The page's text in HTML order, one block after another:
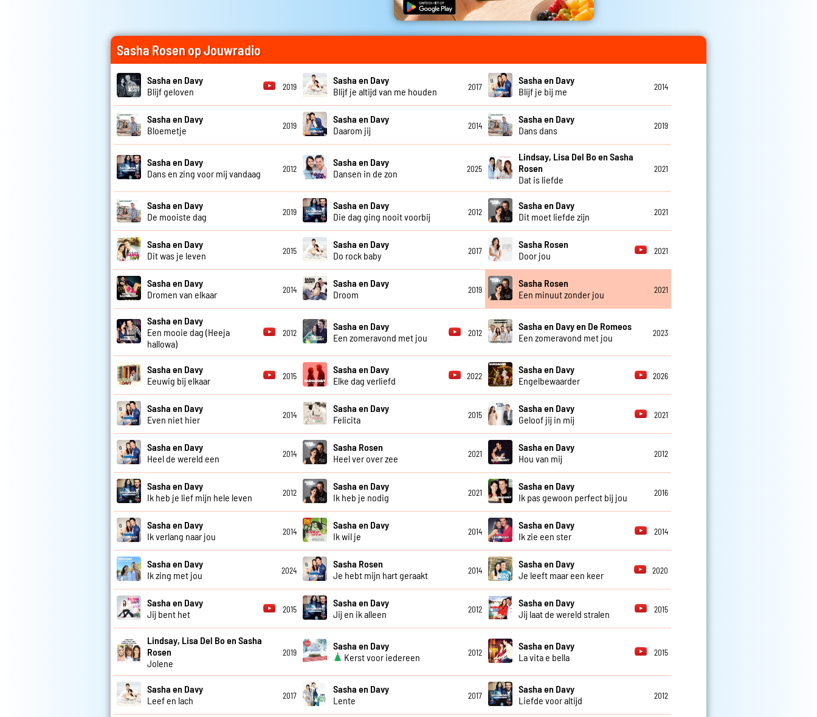
Sasha Rosen op Jouwradio
Sasha en Davy
Blijf geloven
2019
Sasha en Davy
Blijf je altijd van me houden
2017
Sasha en Davy
Blijf je bij me
2014
Sasha en Davy
Bloemetje
2019
Sasha en Davy
Daarom jij
2014
Sasha en Davy
Dans dans
2019
Sasha en Davy
Dans en zing voor mij vandaag
2012
Sasha en Davy
Dansen in de zon
2025
Lindsay, Lisa Del Bo en Sasha
Rosen
Dat is liefde
2021
Sasha en Davy
De mooiste dag
2019
Sasha en Davy
Die dag ging nooit voorbij
2012
Sasha en Davy
Dit moet liefde zijn
2021
Sasha en Davy
Dit was je leven
2015
Sasha en Davy
Do rock baby
2017
Sasha Rosen
Door jou
2021
Sasha en Davy
Dromen van elkaar
2014
Sasha en Davy
Droom
2019
Sasha Rosen
Een minuut zonder jou
2021
Sasha en Davy
Een mooie dag (Heeja
hallowa)
2012
Sasha en Davy
Een zomeravond met jou
2012
Sasha en Davy en De Romeos
Een zomeravond met jou
2023
Sasha en Davy
Eeuwig bij elkaar
2015
Sasha en Davy
Elke dag verliefd
2022
Sasha en Davy
Engelbewaarder
2026
Sasha en Davy
Even niet hier
2014
Sasha en Davy
Felicita
2015
Sasha en Davy
Geloof jij in mij
2021
Sasha en Davy
Heel de wereld een
2014
Sasha Rosen
Heel ver over zee
2021
Sasha en Davy
Hou van mij
2012
Sasha en Davy
Ik heb je lief mijn hele leven
2012
Sasha en Davy
Ik heb je nodig
2021
Sasha en Davy
Ik pas gewoon perfect bij jou
2016
Sasha en Davy
Ik verlang naar jou
2014
Sasha en Davy
Ik wil je
2014
Sasha en Davy
Ik zie een ster
2014
Sasha en Davy
Ik zing met jou
2024
Sasha Rosen
Je hebt mijn hart geraakt
2014
Sasha en Davy
Je leeft maar een keer
2020
Sasha en Davy
Jij bent het
2015
Sasha en Davy
Jij en ik alleen
2012
Sasha en Davy
Jij laat de wereld stralen
2015
Lindsay, Lisa Del Bo en Sasha
Rosen
Jolene
2019
Sasha en Davy
Kerst voor iedereen
2012
Sasha en Davy
La vita e bella
2015
Sasha en Davy
Leef en lach
2017
Sasha en Davy
Lente
2017
Sasha en Davy
Liefde voor altijd
2012